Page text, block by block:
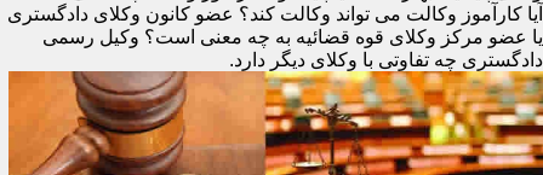
آیا کارآموز وکالت می تواند وکالت کند؟ عضو کانون وکلای دادگستری
یا عضو مرکز وکلای قوه قضائیه به چه معنی است؟ وکیل رسمی
دادگستری چه تفاوتی با وکلای دیگر دارد.